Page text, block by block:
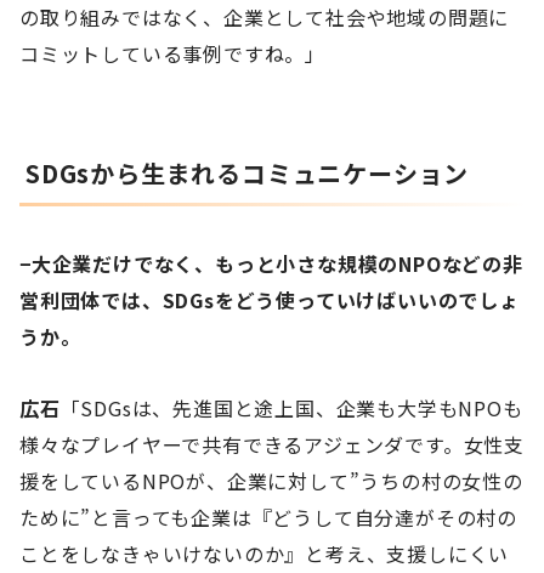
の取り組みではなく、企業として社会や地域の問題に
コミットしている事例ですね。」
SDGsから生まれるコミュニケーション
−大企業だけでなく、もっと小さな規模のNPOなどの非
営利団体では、SDGsをどう使っていけばいいのでしょ
うか。
広石 「SDGsは、先進国と途上国、企業も大学もNPOも
様々なプレイヤーで共有できるアジェンダです。女性支
援をしているNPOが、企業に対して”うちの村の女性の
ために”と言っても企業は『どうして自分達がその村の
ことをしなきゃいけないのか』と考え、支援しにくい